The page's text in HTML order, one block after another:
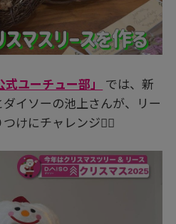
ユーチュー部」
では、新
イソーの池上さんが、リー
けにチャレンジ👍🏻